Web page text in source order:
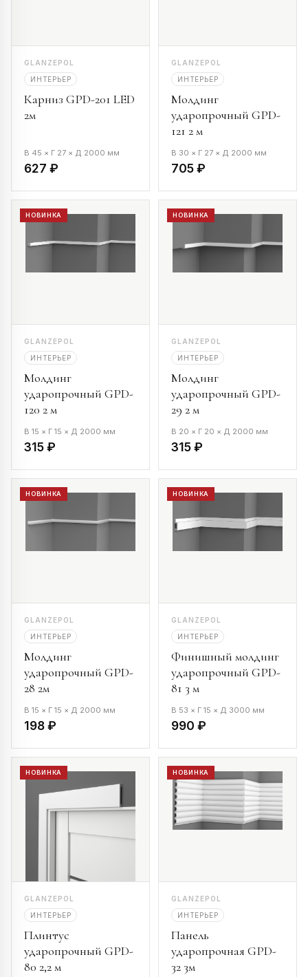
GLANZEPOL
ИНТЕРЬЕР
Карниз GPD-201 LED
2м
В 45 × Г 27 × Д 2000 мм
627 ₽
GLANZEPOL
ИНТЕРЬЕР
Молдинг
ударопрочный GPD-
121 2 м
В 30 × Г 27 × Д 2000 мм
705 ₽
НОВИНКА
GLANZEPOL
ИНТЕРЬЕР
Молдинг
ударопрочный GPD-
120 2 м
В 15 × Г 15 × Д 2000 мм
315 ₽
НОВИНКА
GLANZEPOL
ИНТЕРЬЕР
Молдинг
ударопрочный GPD-
29 2 м
В 20 × Г 20 × Д 2000 мм
315 ₽
НОВИНКА
GLANZEPOL
ИНТЕРЬЕР
Молдинг
ударопрочный GPD-
28 2м
В 15 × Г 15 × Д 2000 мм
198 ₽
НОВИНКА
GLANZEPOL
ИНТЕРЬЕР
Финишный молдинг
ударопрочный GPD-
81 3 м
В 53 × Г 15 × Д 3000 мм
990 ₽
НОВИНКА
GLANZEPOL
ИНТЕРЬЕР
Плинтус
ударопрочный GPD-
80 2,2 м
НОВИНКА
GLANZEPOL
ИНТЕРЬЕР
Панель
ударопрочная GPD-
32 3м